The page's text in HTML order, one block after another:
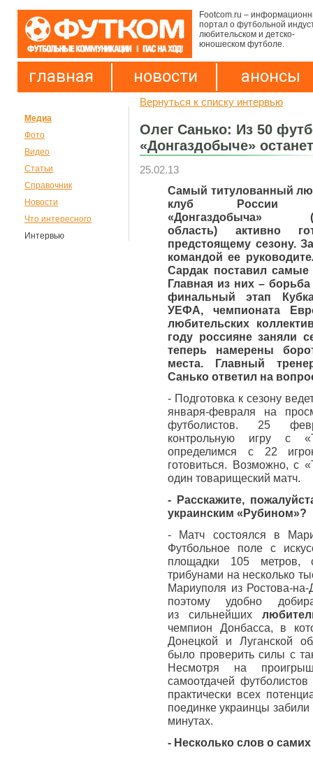
Footcom.ru –
портал о футбольной
любительском и детско-
юношеском футболе.
главная новости анонсы
Медиа
Фото
Видео
Статьи
Справочник
Новости
Что интересного
Интервью
Вернуться к списку интервью
Олег Санько: Из 50
«Донгаздобыче»
25.02.13
Самый титулованный
клуб России
«Донгаздобыча»
область) активно
предстоящему сезону.
командой ее
Сардак поставил самые
Главная из них –
финальный этап
УЕФА, чемпионата
любительских
году россияне заняли
теперь намерены
места. Главный
Санько ответил на
- Подготовка к сезону
января-февраля на
футболистов. 25
контрольную игру с
определимся с 22
готовиться. Возможно, с
один товарищеский матч.
- Расскажите,
украинским «Рубином»?
- Матч состоялся в
Футбольное поле с
площадки 105 метров,
трибунами на несколько
Мариуполя из Ростова-
поэтому удобно
из сильнейших
чемпион Донбасса, в
Донецкой и Луганской
было проверить силы с
Несмотря на
самоотдачей
практически всех
поединке украинцы
минутах.
- Несколько слов о